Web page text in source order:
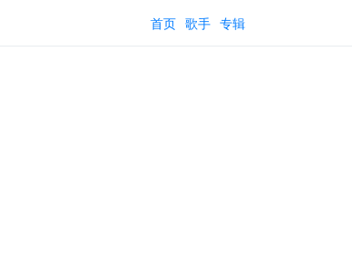
首页 歌手 专辑